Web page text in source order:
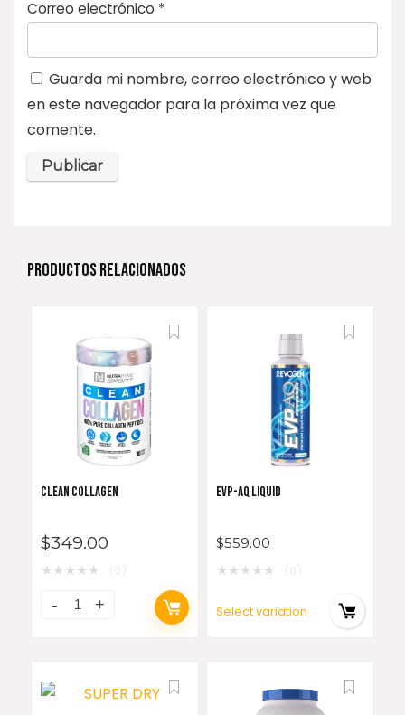
Correo electrónico *
Guarda mi nombre, correo electrónico y web
en este navegador para la próxima vez que
comente.
PRODUCTOS RELACIONADOS
CLEAN COLLAGEN
$349.00
★★★★★
EVP-AQ LIQUID
$559.00
★★★★★
Select variation